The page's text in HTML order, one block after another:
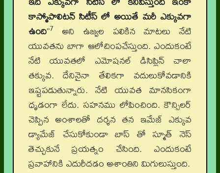
కాస్మోపాలిటన్ సిటీస్ లో అయితే మరీ ఎక్కువగా
ఉంది”7
అని ఉజ్వల పలికిన మాటలు నేటి
యువతను బాగా ఆలోచింపచేస్తుంది. ఎందుకంటే
నేటి యువతలో ఎమోషనల్ డిసిప్లిన్ చాలా
తక్కువ. దేనినైనా తేలికగా వదులుకోవడానికి
ఇష్టపడుతున్నారు. నేటి యువత మానసికంగా
ధృడంగా లేదు. సహనము లోపించింది. కౌన్సిలర్
చెప్పిన అంశాలతో దర్శన తన ఇమేజ్ ఎక్కువ
డ్యామేజ్ చేసుకోకుండా బాస్ తో స్మూత్ నెస్
తెచ్చుకునే ప్రయత్నం చేసింది. ఎందుకంటే
ప్రవాహానికి ఎదురీదడం అశాంతిని మిగులుస్తుంది.